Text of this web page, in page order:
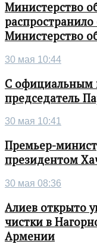
Министерство
Министерство
30 мая 10:44
С официальным
председатель
30 мая 10:41
Премьер-
президентом
30 мая 08:36
Алиев открыто
чистки в
Армении